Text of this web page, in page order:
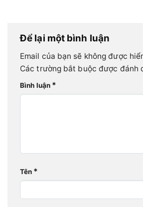
Để lại một bình luận
Email của bạn sẽ không được
Các trường bắt buộc được đánh
Bình luận *
Tên *